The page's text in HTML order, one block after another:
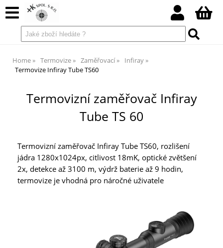
Home Termovize Zaměřovací
Infiray
Termovize Infiray Tube TS60
Termovizní zaměřovač Infiray
Tube TS 60
Termovizní zaměřovač Infiray Tube TS60, rozlišení
jádra 1280x1024px, citlivost 18mK, optické zvětšení
2x, detekce až 3100 m, výdrž baterie až 9 hodin,
termovize je vhodná pro náročné uživatele